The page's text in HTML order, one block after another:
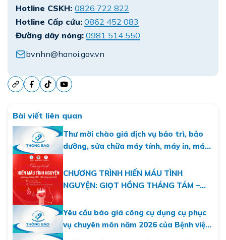
Hotline CSKH: 0826 722 822
Hotline Cấp cứu: 0862 452 083
Đường dây nóng: 0981 514 550
bvnhn@hanoi.gov.vn
Bài viết liên quan
Thư mời chào giá dịch vụ bảo trì, bảo
dưỡng, sửa chữa máy tính, máy in, máy
CHƯƠNG TRÌNH HIẾN MÁU TÌNH
NGUYỆN: GIỌT HỒNG THÁNG TÁM –
Yêu cầu báo giá công cụ dụng cụ phục
vụ chuyên môn năm 2026 của Bệnh viện